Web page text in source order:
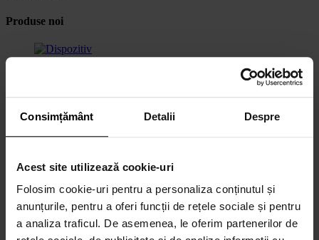
Consimțământ Detalii Despre
Acest site utilizează cookie-uri
Folosim cookie-uri pentru a personaliza conținutul și
anunțurile, pentru a oferi funcții de rețele sociale și pentru
a analiza traficul. De asemenea, le oferim partenerilor de
Produse noi
Dispozitiv
460,...